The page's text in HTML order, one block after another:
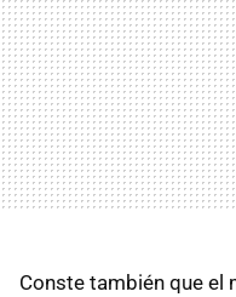
Conste también que el